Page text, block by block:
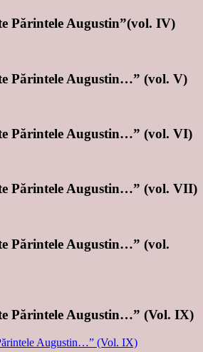
Părintele Augustin”(vol. IV)
Părintele Augustin…” (vol. V)
Părintele Augustin…” (vol. VI)
Părintele Augustin…” (vol. VII)
Părintele Augustin…” (vol.
Părintele Augustin…” (Vol. IX)